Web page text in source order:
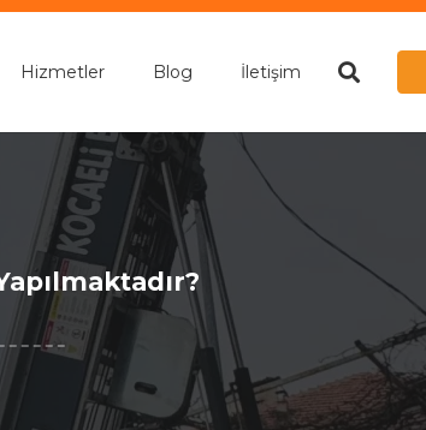
Hizmetler Blog İletişim